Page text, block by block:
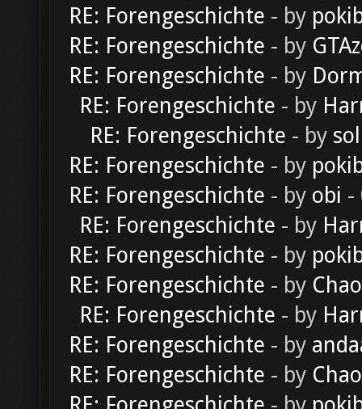
RE: Forengeschichte - by
RE: Forengeschichte - by
RE: Forengeschichte - by
RE: Forengeschichte - by
RE: Forengeschichte - by
RE: Forengeschichte - by
RE: Forengeschichte - by obi -
RE: Forengeschichte - by
RE: Forengeschichte - by
RE: Forengeschichte - by
RE: Forengeschichte - by
RE: Forengeschichte - by
RE: Forengeschichte - by